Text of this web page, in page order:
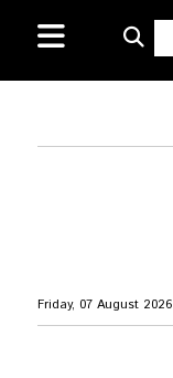
Friday, 07 August 2026